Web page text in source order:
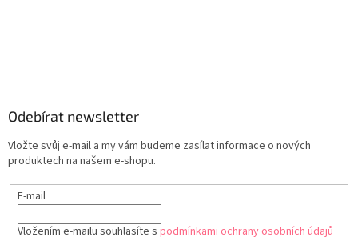
Odebírat newsletter
Vložte svůj e-mail a my vám budeme zasílat informace o nových
produktech na našem e-shopu.
E-mail
Vložením e-mailu souhlasíte s podmínkami ochrany osobních údajů